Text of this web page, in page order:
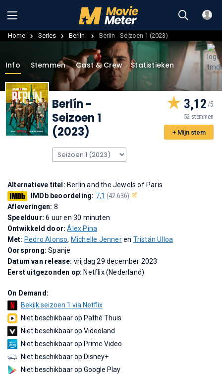
Home Series Berlín Berlín - Seizoen 1 (2023)
Info Stemmen Cast & Crew Statistieken
Berlín -
Seizoen 1
(2023)
3,12
52 stemmen
+ Mijn stem
Alternatieve titel: Berlin and the Jewels of Paris
IMDb beoordeling: 7,1 (42.636)
Afleveringen: 8
Speelduur:6 uur en 30 minuten
Ontwikkeld door:Álex Pina
Met: Pedro Alonso, Michelle Jenneren Tristán Ulloa
Oorsprong:Spanje
Datum van release: vrijdag 29 december 2023
Eerst uitgezonden op: Netflix (Nederland)
On Demand:
Bekijk seizoen 1 via Netflix
Niet beschikbaar op Pathé Thuis
Niet beschikbaar op Videoland
Niet beschikbaar op Prime Video
Niet beschikbaar op Disney+
Niet beschikbaar op Google Play